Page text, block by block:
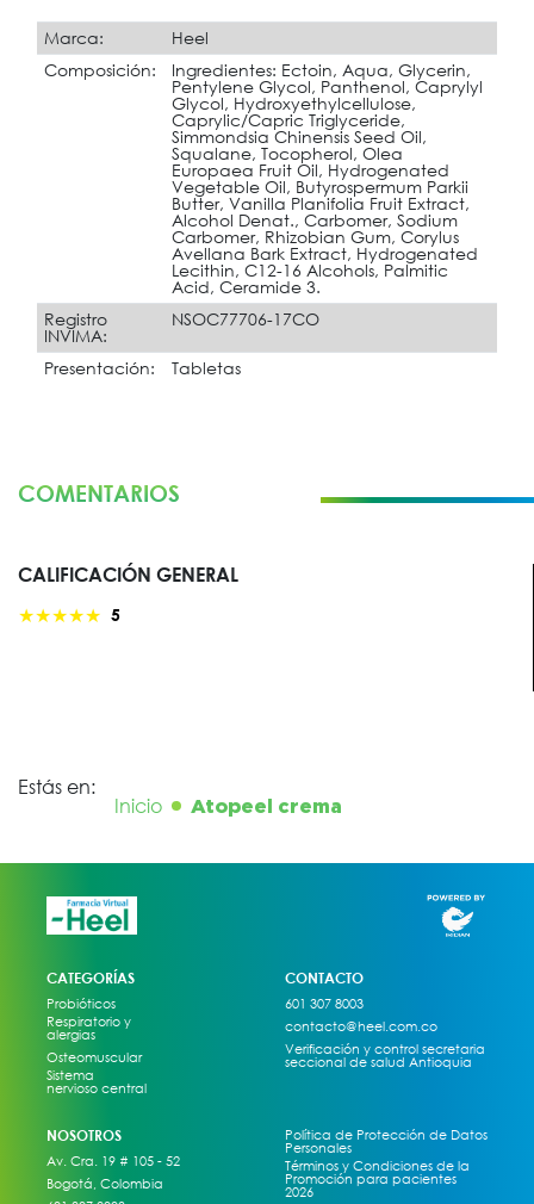
Marca:
Heel
Composición:
Ingredientes: Ectoin, Aqua, Glycerin,
Pentylene Glycol, Panthenol, Caprylyl
Glycol, Hydroxyethylcellulose,
Caprylic/Capric Triglyceride,
Simmondsia Chinensis Seed Oil,
Squalane, Tocopherol, Olea
Europaea Fruit Oil, Hydrogenated
Vegetable Oil, Butyrospermum Parkii
Butter, Vanilla Planifolia Fruit Extract,
Alcohol Denat., Carbomer, Sodium
Carbomer, Rhizobian Gum, Corylus
Avellana Bark Extract, Hydrogenated
Lecithin, C12-16 Alcohols, Palmitic
Acid, Ceramide 3.
Registro
INVIMA:
NSOC77706-17CO
Presentación: Tabletas
COMENTARIOS
CALIFICACIÓN GENERAL
★★★★★ 5
Estás en:
Inicio
Atopeel crema
Política de Protección de Datos
Personales
Términos y Condiciones de la
Promoción para pacientes
2026
NOSOTROS
Av. Cra. 19 # 105 - 52
Bogotá, Colombia
CATEGORÍAS
Probióticos
Respiratorio y
alergias
Osteomuscular
Sistema
nervioso central
CONTACTO
601 307 8003
contacto@heel.com.co
Verificación y control secretaria
seccional de salud Antioquia